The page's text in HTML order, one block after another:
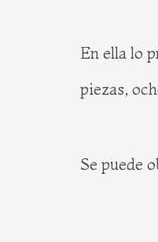
En ella lo
piezas,
Se puede